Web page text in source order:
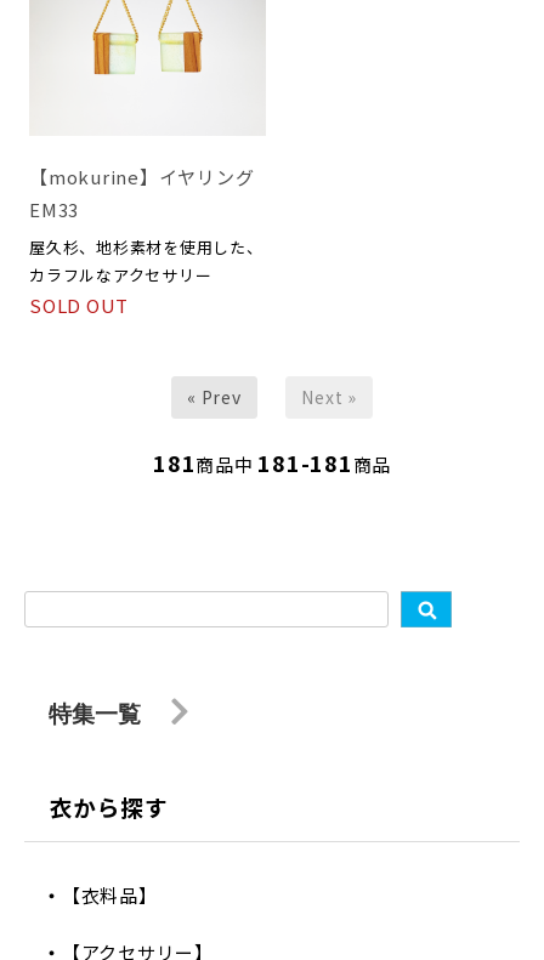
【mokurine】イヤリング
EM33
屋久杉、地杉素材を使用した、
カラフルなアクセサリー
SOLD OUT
« Prev Next »
181商品中 181-181商品
特集一覧
衣から探す
【衣料品】
【アクセサリー】